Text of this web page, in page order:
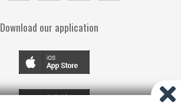
Download our application